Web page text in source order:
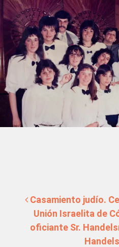
Casamiento judío.
Unión Israelita de
oficiante Sr.